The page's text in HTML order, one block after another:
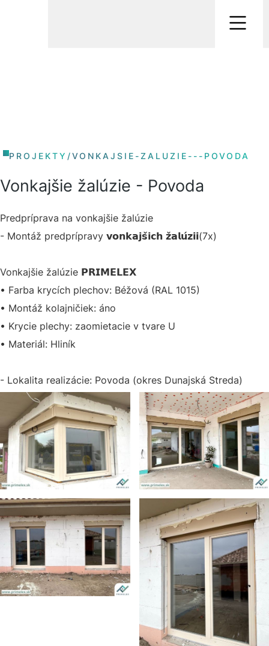
PROJEKTY /VONKAJSIE-ZALUZIE---POVODA
Vonkajšie žalúzie - Povoda
Predpríprava na vonkajšie žalúzie
- Montáž predprípravy 𝘃𝗼𝗻𝗸𝗮𝗷𝘀̌𝗶𝗰𝗵 𝘇̌𝗮𝗹𝘂́𝘇𝗶𝗶(7x)
Vonkajšie žalúzie 𝗣𝗥𝗜𝗠𝗘𝗟𝗘𝗫
• Farba krycích plechov: Béžová (RAL 1015)
• Montáž kolajničiek: áno
• Krycie plechy: zaomietacie v tvare U
• Materiál: Hliník
- Lokalita realizácie: Povoda (okres Dunajská Streda)